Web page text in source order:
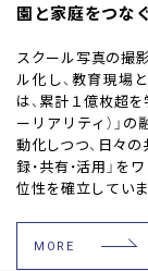
MORE
園と家庭をつな
スクール写真の撮
ル化し、教育現場
は、累計１億枚超を
ーリアリティ）」
動化しつつ、日々
録・共有・活用」
位性を確立していま